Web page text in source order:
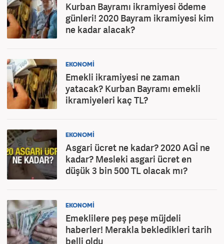
Kurban Bayramı ikramiyesi ödeme
günleri! 2020 Bayram ikramiyesi kim
ne kadar alacak?
EKONOMİ
Emekli ikramiyesi ne zaman
yatacak? Kurban Bayramı emekli
ikramiyeleri kaç TL?
EKONOMİ
Asgari ücret ne kadar? 2020 AGİ ne
kadar? Mesleki asgari ücret en
düşük 3 bin 500 TL olacak mı?
EKONOMİ
Emeklilere peş peşe müjdeli
haberler! Merakla bekledikleri tarih
belli oldu